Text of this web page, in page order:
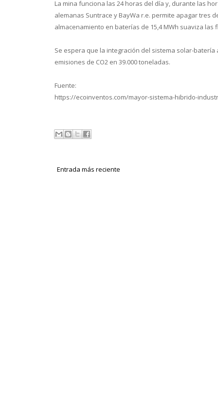
La mina funciona las 24 horas del día y, durante las
alemanas Suntrace y BayWa r.e. permite apagar tres
almacenamiento en baterías de 15,4 MWh suaviza las
Se espera que la integración del sistema solar-
emisiones de CO2 en 39.000 toneladas.
Fuente:
https://ecoinventos.com/mayor-sistema-hibrido-
Entrada más reciente